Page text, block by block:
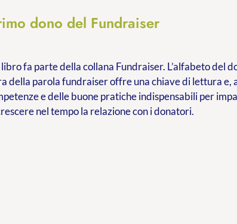
dono del Fundraiser
libro fa parte della collana Fundraiser. L’alfabeto del
della parola fundraiser offre una chiave di lettura e,
e delle buone pratiche indispensabili per
nel tempo la relazione con i donatori.